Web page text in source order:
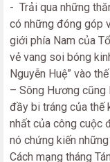
- Trải qua những
có những đóng góp
giới phía Nam của
vẻ vang soi bóng
Nguyễn Huệ” vào
– Sông Hương
đầy bi tráng của thế
nhất của công cuộc
nó chứng kiến
Cách mạng tháng